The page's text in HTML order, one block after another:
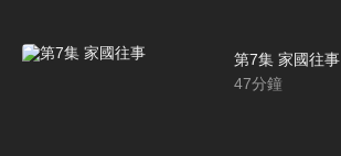
第7集 家國往事
47分鐘